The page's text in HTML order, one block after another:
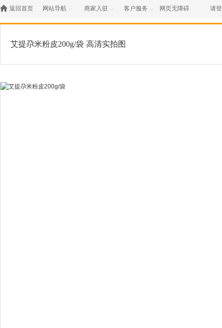
 返回首页 网站导航  商家入驻  客户服务  网页无障碍 请
艾提尕米粉皮200g/袋 高清实拍图